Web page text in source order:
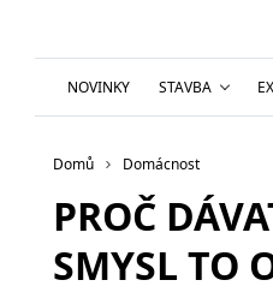
NOVINKY STAVBA
Domů Domácnost
PROČ
SMYSL TO